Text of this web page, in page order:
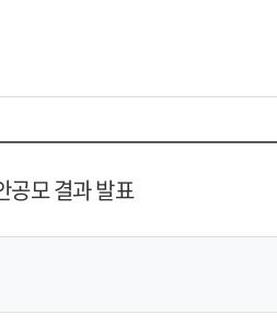
공모 결과 발표